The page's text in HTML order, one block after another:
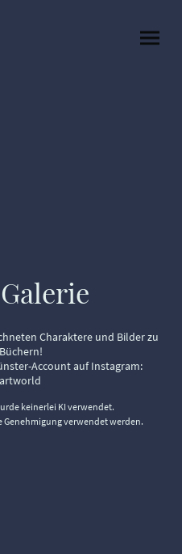
Charaktere und Bilder zu
Account auf Instagram:
keinerlei KI verwendet.
verwendet werden.